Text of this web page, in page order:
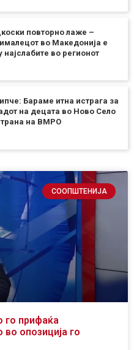
повторно лаже –
во Македонија е
најслабите во регионот
Бараме итна истрага за
на децата во Ново Село
на ВМРО
СООПШТЕНИЈА
го прифаќа
опозиција го